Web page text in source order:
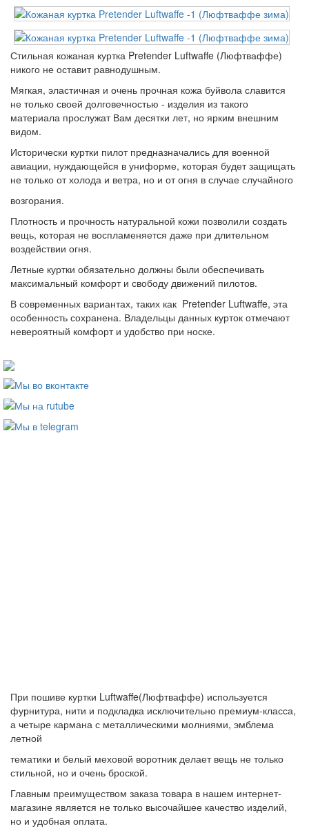
Стильная кожаная куртка Pretender Luftwaffe (Люфтваффе)
никого не оставит равнодушным.
Мягкая, эластичная и очень прочная кожа буйвола славится
не только своей долговечностью - изделия из такого
материала прослужат Вам десятки лет, но ярким внешним
видом.
Исторически куртки пилот предназначались для военной
авиации, нуждающейся в униформе, которая будет защищать
не только от холода и ветра, но и от огня в случае случайного
возгорания.
Плотность и прочность натуральной кожи позволили создать
вещь, которая не воспламеняется даже при длительном
воздействии огня.
Летные куртки обязательно должны были обеспечивать
максимальный комфорт и свободу движений пилотов.
В современных вариантах, таких как Pretender Luftwaffe, эта
особенность сохранена. Владельцы данных курток отмечают
невероятный комфорт и удобство при носке.
При пошиве куртки Luftwaffe(Люфтваффе) используется
фурнитура, нити и подкладка исключительно премиум-класса,
а четыре кармана с металлическими молниями, эмблема
летной
тематики и белый меховой воротник делает вещь не только
стильной, но и очень броской.
Главным преимуществом заказа товара в нашем интернет-
магазине является не только высочайшее качество изделий,
но и удобная оплата.